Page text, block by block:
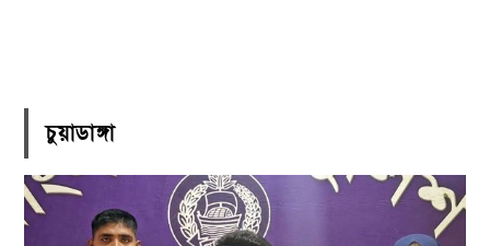
চুয়াডাঙ্গা